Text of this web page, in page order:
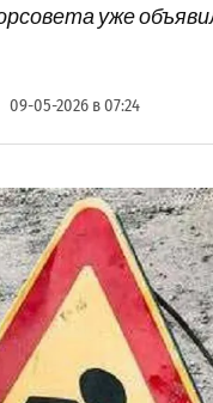
уже
09-05-2026 в 07:24